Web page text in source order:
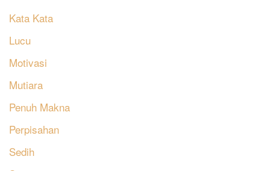
Kata Kata
Lucu
Motivasi
Mutiara
Penuh Makna
Perpisahan
Sedih